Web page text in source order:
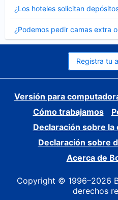
¿Los hoteles solicitan
cerrado
¿Podemos pedir camas extra
cerrado
Registra tu
Versión para
Cómo trabajamos
Declaración sobre
Declaración sobre
Acerca de
Copyright © 1996–2026
derechos